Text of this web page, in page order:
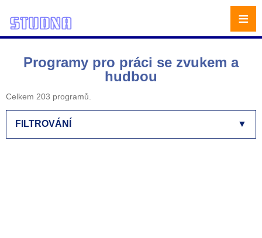
Programy pro práci se zvukem a
hudbou
Celkem 203 programů.
▼
FILTROVÁNÍ
≡